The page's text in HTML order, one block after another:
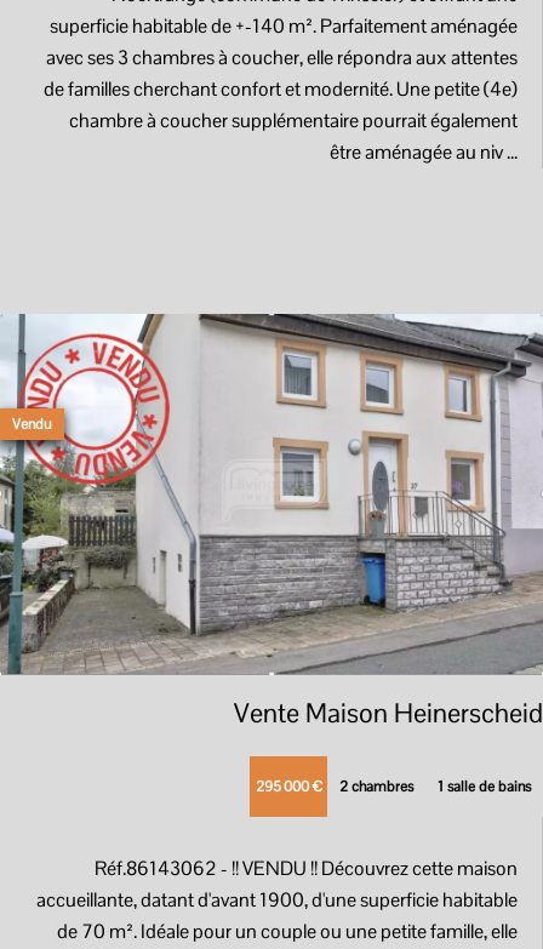
superficie habitable de +-140 m². Parfaitement aménagée
avec ses 3 chambres à coucher, elle répondra aux attentes
de familles cherchant confort et modernité. Une petite (4e)
chambre à coucher supplémentaire pourrait également
être aménagée au niv ...
Vente Maison Heinerscheid
295 000 € 2 chambres 1 salle de bains
Réf.86143062- !! VENDU !! Découvrez cette maison
accueillante, datant d'avant 1900, d'une superficie habitable
de 70 m². Idéale pour un couple ou une petite famille, elle
Vendu